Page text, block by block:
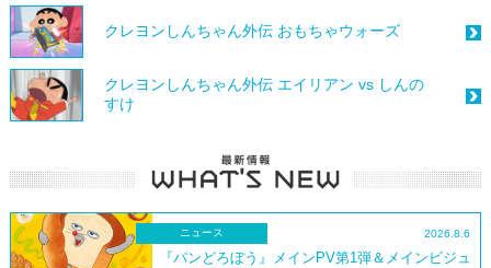
クレヨンしんちゃん外伝 おもちゃウォーズ
クレヨンしんちゃん外伝 エイリアン vs しんの
すけ
ニュース 2026.8.6
『パンどろぼう』メインPV第1弾＆メインビジュ